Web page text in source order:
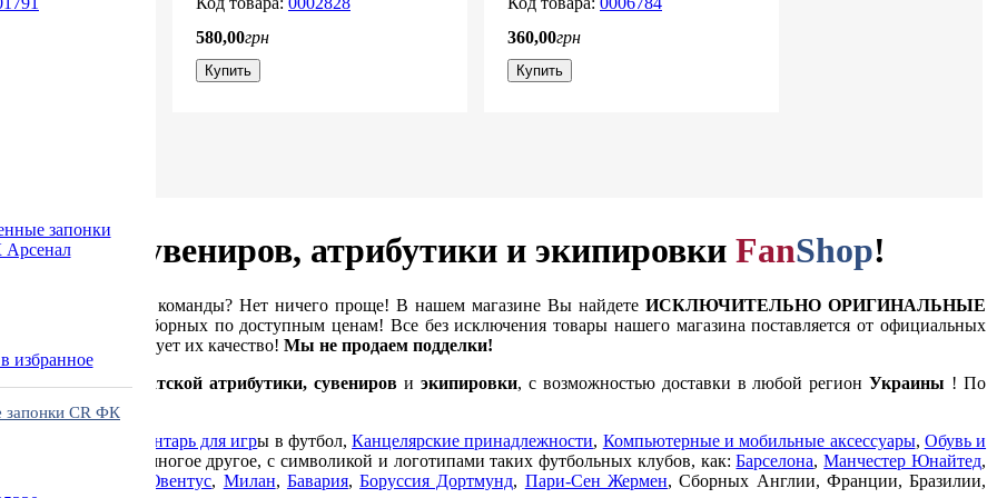
580,00грн
Купить
360,00грн
Купить
избранное
запонки CR ФК
сувениров, атрибутики и экипировки FanShop!
футбольной команды? Нет ничего проще! В нашем магазине Вы найдете ИСКЛЮЧИТЕЛЬНО ОРИГИНАЛЬНЫЕ
и мировых сборных по доступным ценам! Все без исключения товары нашего магазина поставляется от официальных
что гарантирует их качество! Мы не продаем подделки!
оригинальнойфанатской атрибутики, сувениров и экипировки, с возможностью доставки в любой регионУкраины ! По
страны мира.
Инвентарь для игры в футбол,Канцелярские принадлежности, Компьютерные и мобильные аксессуары, Обувь и
атрибутику и многое другое, с символикой и логотипами таких футбольных клубов, как:Барселона,Манчестер Юнайтед,
Ювентус, Милан, Бавария,Боруссия Дортмунд, Пари-Сен Жермен, Сборных Англии, Франции, Бразилии,